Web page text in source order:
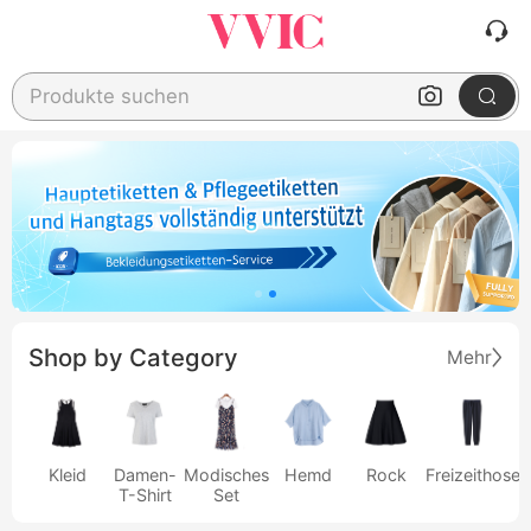
Produkte suchen
Shop by Category Mehr
Kleid
Damen-
T-Shirt
Modisches
Set
Hemd Rock Freizeithose